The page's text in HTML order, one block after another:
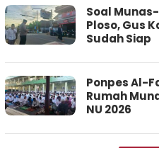
Soal
Ploso, Gus
Sudah Siap
Ponpes Al-
Rumah
NU 2026